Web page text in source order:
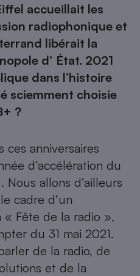
accueillait les
radiophonique et
libérait la
d’ État. 2021
dans l’histoire
sciemment choisie
?
ces anniversaires
d’accélération du
allons d’ailleurs
cadre d’un
« Fête de la radio »,
du 31 mai 2021.
de la radio, de
et de la